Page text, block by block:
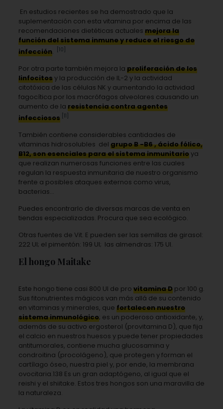
En estudios recientes se ha demostrado que la
suplementación con esta vitamina por encima de las
recomendaciones dietéticas actuales mejora la
función del sistema inmune y reduce el riesgo de
infección. [10]
Por otra parte también mejora la proliferación de los
linfocitosy la producción de IL-2 y la actividad
citotóxica de las células NK y aumentando la actividad
fagocítica por los macrófagos alveolares causando un
aumento de la resistencia contra agentes
infecciosos [11]
También contiene considerables cantidades de
vitaminas hidrosolubles del grupo B -B6 , ácido fólico,
B12, son esenciales para el sistema inmunitarioya
que realizan numerosas funciones entre las cuales
regulan la respuesta inmunitaria de nuestro organismo
frente a posibles ataques externos como virus,
bacterias…
Puedes encontrarlo de diversas marcas de venta en
tiendas especializadas. Procura que sea ecológico.
Otras fuentes de Vit. E pueden ser las semillas de girasol:
222 UI; el pimentón: 199 UI; las almendras: 175 UI.
El hongo Maitake
Este hongo tiene casi 800 UI de pro vitamina Dpor 100 g.
Sus fitonutrientes mágicos van más allá de su contenido
en vitaminas y minerales, que fortalecen nuestro
sistema inmunológico; es un poderoso antioxidante, y,
además de su activo ergosterol (provitamina D), que fija
el calcio en nuestros huesos y puede tener propiedades
antitumorales, contiene mucha glucosamina y
condroitina (procolágeno), que protegen y forman el
cartílago óseo, nuestra piel y, por ende, la membrana
ovocitaria.138 Es un gran adaptógeno, al igual que el
reishi y el shiitake. Estos tres hongos son una maravilla de
la naturaleza.